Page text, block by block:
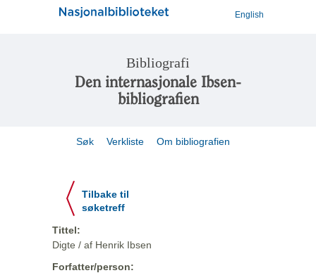
English
Bibliografi
Den internasjonale Ibsen-
bibliografien
Søk Verkliste Om bibliografien
Tilbake til
søketreff
Tittel:
Digte / af Henrik Ibsen
Forfatter/person: